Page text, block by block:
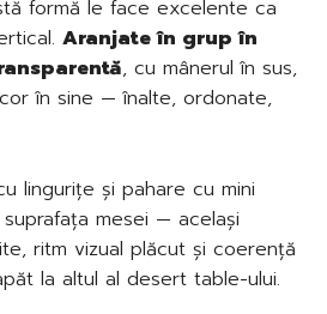
formă le face excelente ca
Aranjate în grup în
, cu mânerul în sus,
în sine — înalte, ordonate,
lingurițe și pahare cu mini
mesei — același
ritm vizual plăcut și coerență
la altul al desert table-ului.